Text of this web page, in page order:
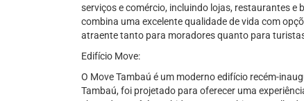
serviços e comércio, incluindo lojas, restaurantes e
combina uma excelente qualidade de vida com
atraente tanto para moradores quanto para
Edifício Move:
O Move Tambaú é um moderno edifício recém-
Tambaú, foi projetado para oferecer uma